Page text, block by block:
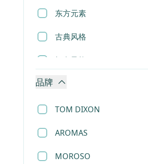
地毯
床垫
垃圾桶
托盘
挂画
东方元素
古典风格
轻奢风格
现代风格
品牌
TOM DIXON
AROMAS
MOROSO